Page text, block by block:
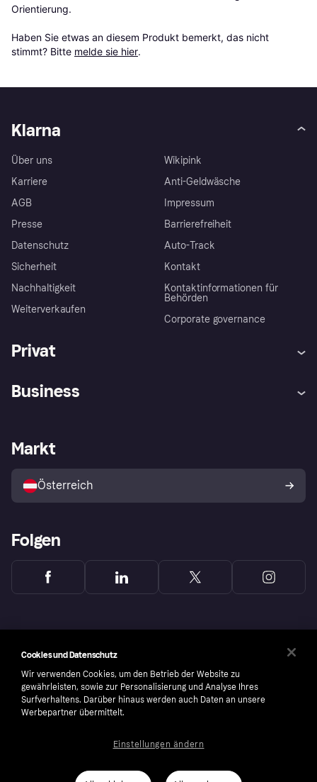
Orientierung.
Haben Sie etwas an diesem Produkt bemerkt, das nicht
stimmt? Bitte melde sie hier.
Klarna
Über uns
Karriere
AGB
Presse
Datenschutz
Sicherheit
Nachhaltigkeit
Weiterverkaufen
Wikipink
Anti-Geldwäsche
Impressum
Barrierefreiheit
Auto-Track
Kontakt
Kontaktinformationen für
Behörden
Corporate governance
Privat
Shops entdecken
Business
Händlerportal
Markt
Österreich
Folgen
number: 556737-0431
Cookies und Datenschutz
Wir verwenden Cookies, um den Betrieb der Website zu
gewährleisten, sowie zur Personalisierung und Analyse Ihres
Surfverhaltens. Darüber hinaus werden auch Daten an unsere
Werbepartner übermittelt.
Einstellungen ändern